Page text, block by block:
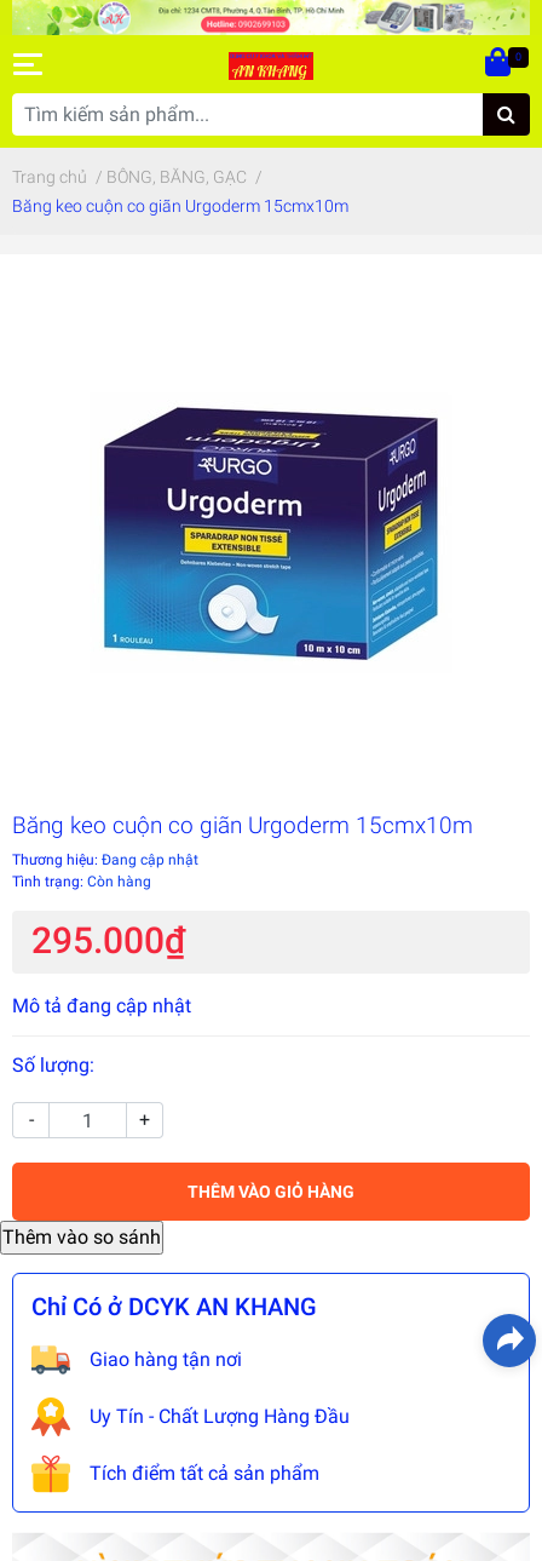
0
Trang chủ / BÔNG, BĂNG, GẠC /
Băng keo cuộn co giãn Urgoderm 15cmx10m
Băng keo cuộn co giãn Urgoderm 15cmx10m
Thương hiệu: Đang cập nhật
Tình trạng: Còn hàng
295.000₫
Mô tả đang cập nhật
Số lượng:
- +
THÊM VÀO GIỎ HÀNG
Chỉ Có ở DCYK AN KHANG
Giao hàng tận nơi
Uy Tín - Chất Lượng Hàng Đầu
Tích điểm tất cả sản phẩm